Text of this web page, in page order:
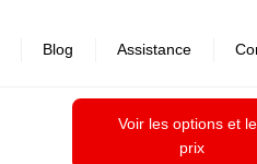
Voir les options et
prix
Blog Assistance